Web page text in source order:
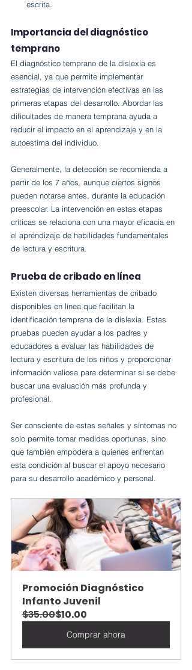
escrita.
Importancia del diagnóstico
temprano
El diagnóstico temprano de la dislexia es
esencial, ya que permite implementar
estrategias de intervención efectivas en las
primeras etapas del desarrollo. Abordar las
dificultades de manera temprana ayuda a
reducir el impacto en el aprendizaje y en la
autoestima del individuo.
Generalmente, la detección se recomienda a
partir de los 7 años, aunque ciertos signos
pueden notarse antes, durante la educación
preescolar. La intervención en estas etapas
críticas se relaciona con una mayor eficacia en
el aprendizaje de habilidades fundamentales
de lectura y escritura.
Prueba de cribado en línea
Existen diversas herramientas de cribado
disponibles en línea que facilitan la
identificación temprana de la dislexia. Estas
pruebas pueden ayudar a los padres y
educadores a evaluar las habilidades de
lectura y escritura de los niños y proporcionar
información valiosa para determinar si se debe
buscar una evaluación más profunda y
profesional.
Ser consciente de estas señales y síntomas no
solo permite tomar medidas oportunas, sino
que también empodera a quienes enfrentan
esta condición al buscar el apoyo necesario
para su desarrollo académico y personal.
Promoción Diagnóstico
Infanto Juvenil
$35.00$10.00
Comprar ahora